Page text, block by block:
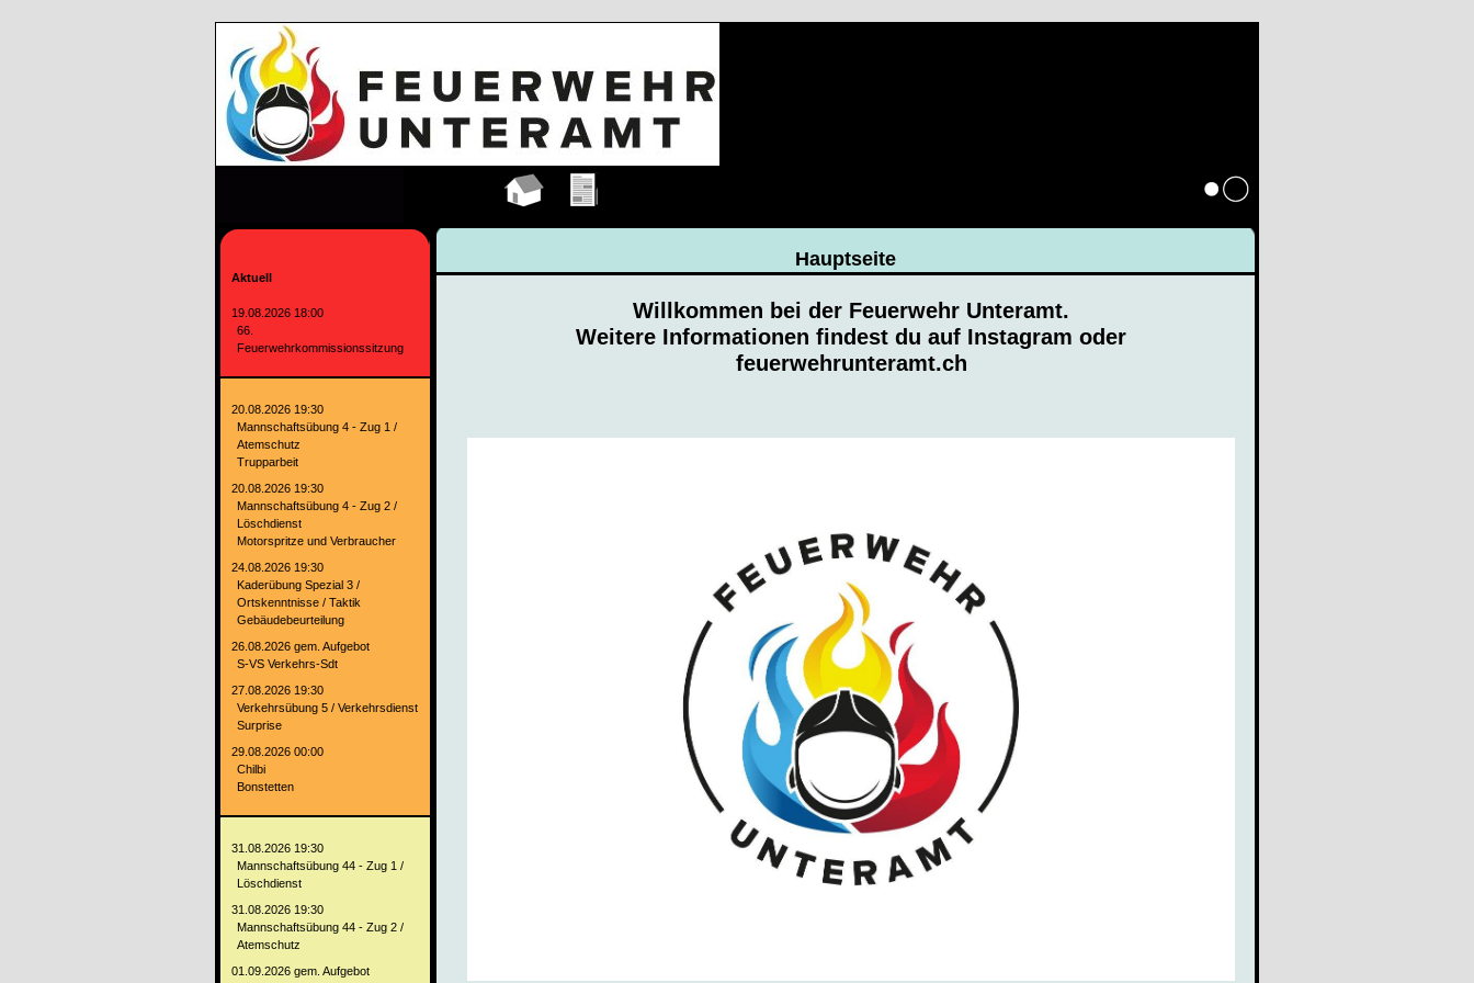
Aktuell
19.08.2026 18:00
66.
Feuerwehrkommissionssitzung
20.08.2026 19:30
Mannschaftsübung 4 - Zug 1 /
Atemschutz
Trupparbeit
20.08.2026 19:30
Mannschaftsübung 4 - Zug 2 /
Löschdienst
Motorspritze und Verbraucher
24.08.2026 19:30
Kaderübung Spezial 3 /
Ortskenntnisse / Taktik
Gebäudebeurteilung
26.08.2026 gem. Aufgebot
S-VS Verkehrs-Sdt
27.08.2026 19:30
Verkehrsübung 5 / Verkehrsdienst
Surprise
29.08.2026 00:00
Chilbi
Bonstetten
31.08.2026 19:30
Mannschaftsübung 44 - Zug 1 /
Löschdienst
31.08.2026 19:30
Mannschaftsübung 44 - Zug 2 /
Atemschutz
01.09.2026 gem. Aufgebot
Hauptseite
Willkommen bei der Feuerwehr Unteramt.
Weitere Informationen findest du auf Instagram oder
feuerwehrunteramt.ch